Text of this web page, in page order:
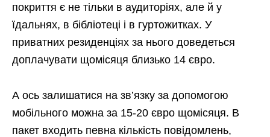
покриття є не тільки в аудиторіях, але й у
їдальнях, в бібліотеці і в гуртожитках. У
приватних резиденціях за нього доведеться
доплачувати щомісяця близько 14 євро.
А ось залишатися на зв’язку за допомогою
мобільного можна за 15-20 євро щомісяця. В
пакет входить певна кількість повідомлень,